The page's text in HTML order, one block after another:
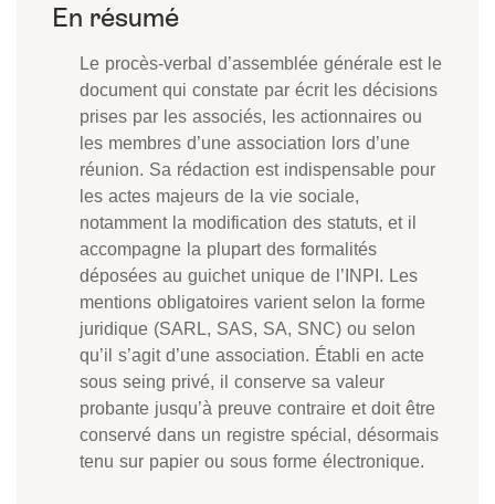
Le procès-verbal d’assemblée générale est le
document qui constate par écrit les décisions
prises par les associés, les actionnaires ou
les membres d’une association lors d’une
réunion. Sa rédaction est indispensable pour
les actes majeurs de la vie sociale,
notamment la modification des statuts, et il
accompagne la plupart des formalités
déposées au guichet unique de l’INPI. Les
mentions obligatoires varient selon la forme
juridique (SARL, SAS, SA, SNC) ou selon
qu’il s’agit d’une association. Établi en acte
sous seing privé, il conserve sa valeur
probante jusqu’à preuve contraire et doit être
conservé dans un registre spécial, désormais
tenu sur papier ou sous forme électronique.